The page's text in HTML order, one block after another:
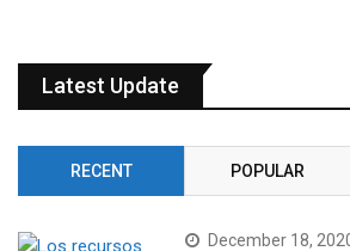
Latest Update
RECENT POPULAR
December 18,